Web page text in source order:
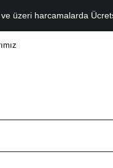
üzeri harcamalarda